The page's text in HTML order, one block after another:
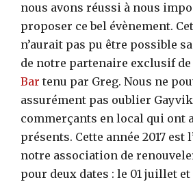
nous avons réussi à nous
proposer ce bel évènement.
n’aurait pas pu être possible
de notre partenaire exclusif de
Bar tenu par Greg. Nous ne
assurément pas oublier
commerçants en local qui ont
présents. Cette année 2017 est
notre association de
pour deux dates : le 01 juillet et